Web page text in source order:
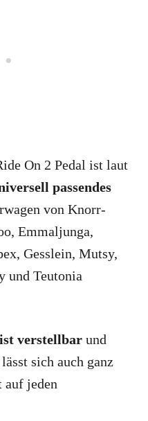
On 2 Pedal ist laut
passendes
von Knorr-
Emmaljunga,
Gesslein, Mutsy,
und Teutonia
verstellbar und
sich auch ganz
jeden